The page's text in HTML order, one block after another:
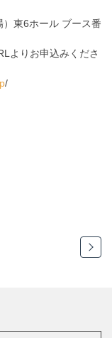
）東6ホール ブース番
よりお申込みくださ
/